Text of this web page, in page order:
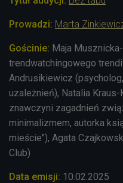
Prowadzi: Marta
Gościnie: Maja
trendwatchingowego
Andrusikiewicz
uzależnień), Natalia
znawczyni zagadnień
minimalizmem, autorka
mieście"), Agata
Club)
Data emisji: 10.02.2025